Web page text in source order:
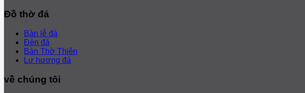
Đồ thờ đá
Bàn lễ đá
Đèn đá
Bàn Thờ Thiên
Lư hương đá
về chúng tôi